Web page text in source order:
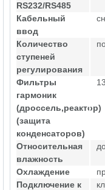
RS232/RS485
Кабельный
ввод
Количество
ступеней
регулирования
Фильтры
гармоник
(дроссель,реактор)
(защита
конденсаторов)
Относительная
влажность
Охлаждение
Подключение к